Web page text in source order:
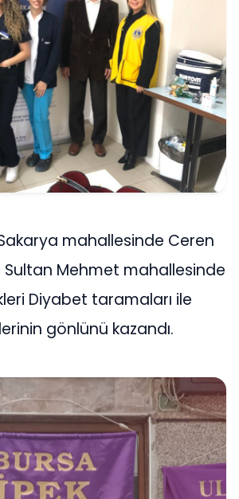
mahallesinde Ceren
Sultan Mehmet mahallesinde
Diyabet taramaları ile
gönlünü kazandı.